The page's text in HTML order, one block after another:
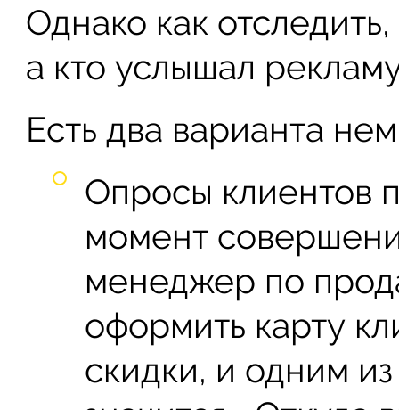
Однако как
а кто услышал
Есть два варианта
Опросы клиентов
момент
менеджер по
оформить карту
скидки, и одним